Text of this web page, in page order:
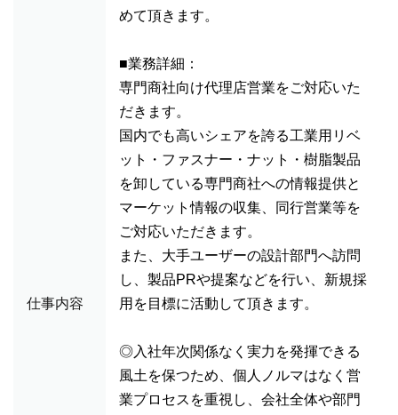
仕事内容
めて頂きます。
■業務詳細：
専門商社向け代理店営業をご対応いた
だきます。
国内でも高いシェアを誇る工業用リベ
ット・ファスナー・ナット・樹脂製品
を卸している専門商社への情報提供と
マーケット情報の収集、同行営業等を
ご対応いただきます。
また、大手ユーザーの設計部門へ訪問
し、製品PRや提案などを行い、新規採
用を目標に活動して頂きます。
◎入社年次関係なく実力を発揮できる
風土を保つため、個人ノルマはなく営
業プロセスを重視し、会社全体や部門